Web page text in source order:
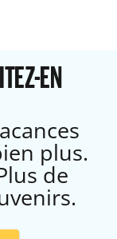
EN
plus.
de